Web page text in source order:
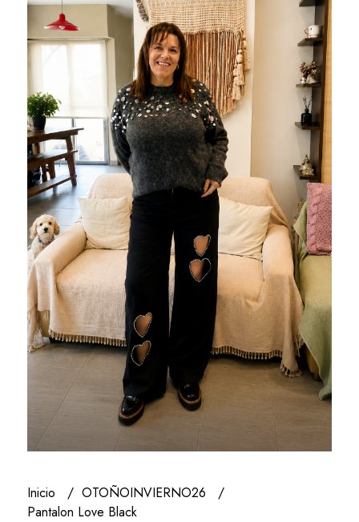
Inicio
OTOÑOINVIERNO26
Pantalon Love Black